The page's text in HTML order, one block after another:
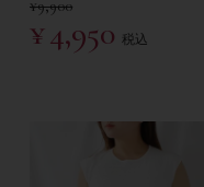
¥9,900
¥4,950 税込